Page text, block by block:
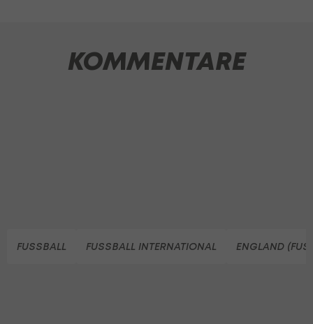
KOMMENTARE
FUSSBALL FUSSBALL INTERNATIONAL ENGLAND